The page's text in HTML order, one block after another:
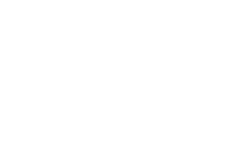
obnovit a udržet zdravou kožní
tipy, jak značku efektivně zařadit